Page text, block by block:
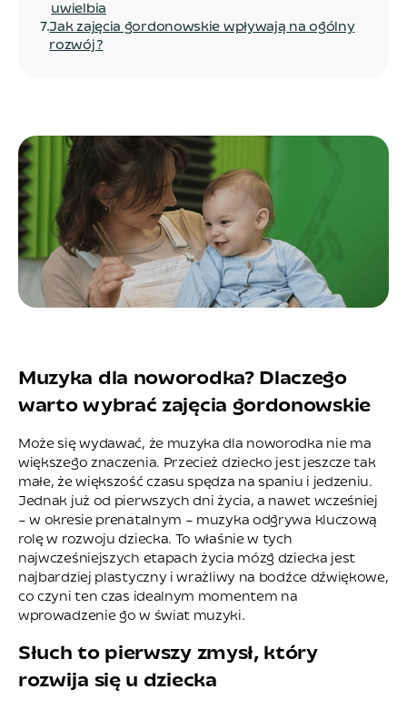
uwielbia
7.Jak zajęcia gordonowskie wpływają na ogólny
rozwój?
Muzyka dla noworodka? Dlaczego
warto wybrać zajęcia gordonowskie
Może się wydawać, że muzyka dla noworodka nie ma
większego znaczenia. Przecież dziecko jest jeszcze tak
małe, że większość czasu spędza na spaniu i jedzeniu.
Jednak już od pierwszych dni życia, a nawet wcześniej
– w okresie prenatalnym – muzyka odgrywa kluczową
rolę w rozwoju dziecka. To właśnie w tych
najwcześniejszych etapach życia mózg dziecka jest
najbardziej plastyczny i wrażliwy na bodźce dźwiękowe,
co czyni ten czas idealnym momentem na
wprowadzenie go w świat muzyki.
Słuch to pierwszy zmysł, który
rozwija się u dziecka